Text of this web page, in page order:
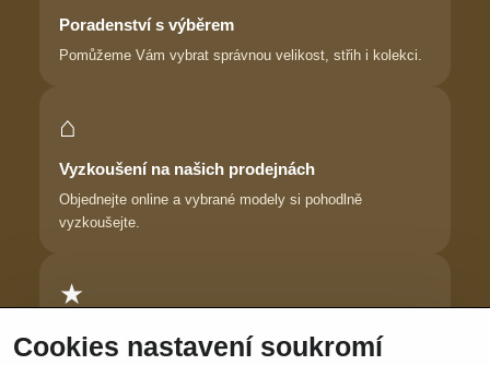
Poradenství s výběrem
Pomůžeme Vám vybrat správnou velikost, střih i kolekci.
⌂
Vyzkoušení na našich prodejnách
Objednejte online a vybrané modely si pohodlně
vyzkoušejte.
★
Důvěra zákaznic
Cookies nastavení soukromí